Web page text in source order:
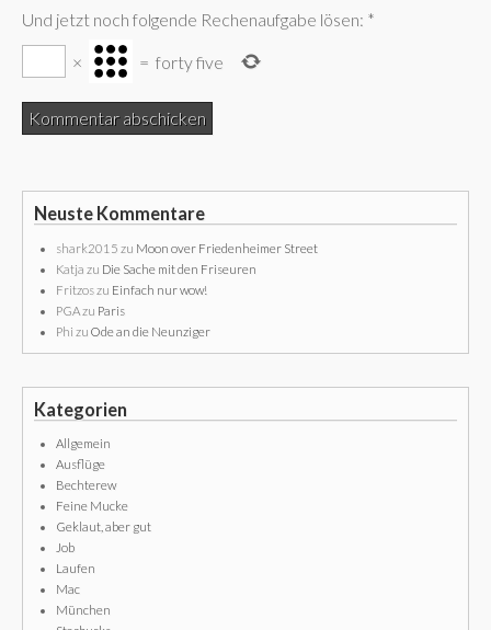
Und jetzt noch folgende Rechenaufgabe lösen: *
× = forty five
Neuste Kommentare
shark2015 zu Moon over Friedenheimer Street
Katja zu Die Sache mit den Friseuren
Fritzoszu Einfach nur wow!
PGAzu Paris
Phi zu Ode an die Neunziger
Kategorien
Allgemein
Ausflüge
Bechterew
Feine Mucke
Geklaut, aber gut
Job
Laufen
Mac
München